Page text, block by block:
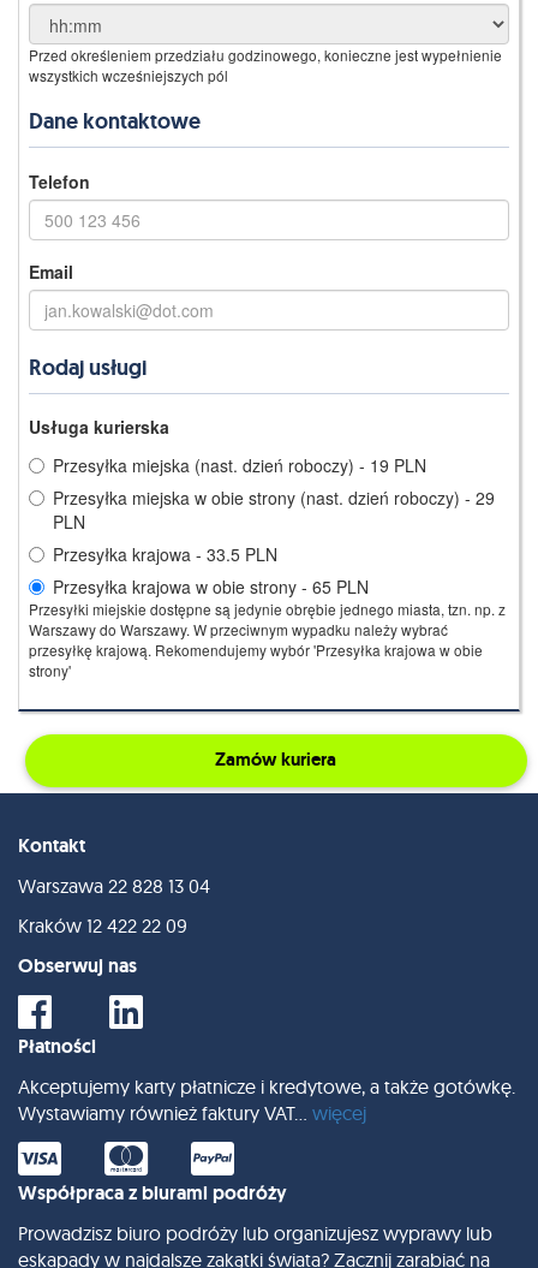
Przed określeniem przedziału godzinowego, konieczne jest wypełnienie
wszystkich wcześniejszych pól
Dane kontaktowe
Telefon
Email
Rodaj usługi
Usługa kurierska
Przesyłka miejska (nast. dzień roboczy) - 19 PLN
Przesyłka miejska w obie strony (nast. dzień roboczy) - 29
PLN
Przesyłka krajowa - 33.5 PLN
Przesyłka krajowa w obie strony - 65 PLN
Przesyłki miejskie dostępne są jedynie obrębie jednego miasta, tzn. np. z
Warszawy do Warszawy. W przeciwnym wypadku należy wybrać
przesyłkę krajową. Rekomendujemy wybór 'Przesyłka krajowa w obie
strony'
Zamów kuriera
Kontakt
Warszawa 22 828 13 04
Kraków 12 422 22 09
Obserwuj nas
Płatności
Akceptujemy karty płatnicze i kredytowe, a także gotówkę.
Wystawiamy również faktury VAT... więcej
Współpraca z biurami podróży
Prowadzisz biuro podróży lub organizujesz wyprawy lub
eskapady w najdalsze zakątki świata? Zacznij zarabiać na